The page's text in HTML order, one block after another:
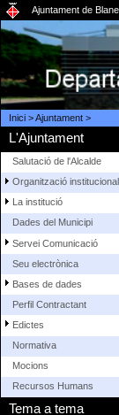
Ajuntament de
Inici>Ajuntament>
L'Ajuntament
Salutació de l'Alcalde
Organització institucional
La institució
Dades del Municipi
Servei Comunicació
Seu electrònica
Bases de dades
Perfil Contractant
Edictes
Normativa
Mocions
Recursos Humans
Tema a tema